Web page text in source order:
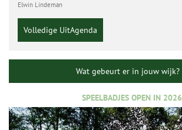
Elwin Lindeman
Volledige UitAgenda
Wat gebeurt er in jouw wijk?
SPEELBADJES OPEN IN 2026